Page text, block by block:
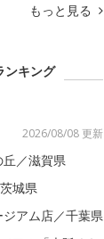
もっと見る
ンキング
2026/08/08 更新
／滋賀県
城県
アム店／千葉県